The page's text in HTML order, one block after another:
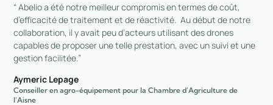
“ Abelio a été notre meilleur compromis en termes de coût,
d’efficacité de traitement et de réactivité. Au début de notre
collaboration, il y avait peu d’acteurs utilisant des drones
capables de proposer une telle prestation, avec un suivi et une
gestion facilitée.”
Aymeric Lepage
Conseiller en agro-équipement pour la Chambre d’Agriculture de
l’Aisne